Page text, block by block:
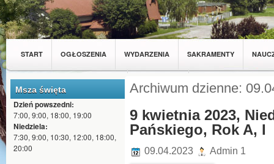
START OGŁOSZENIA WYDARZENIA SAKRAMENTY
MŁODZIEŻ Z NASZEJ PARAFII WSPÓLNOTY
Msza święta
Dzień powszedni:
7:00, 9:00, 18:00, 19:00
Niedziela:
7:30, 9:00, 10:30, 12:00, 18:00,
20:00
Archiwum dzienne:
9 kwietnia 2023,
Pańskiego, Rok A, I
09.04.2023 Admin 1